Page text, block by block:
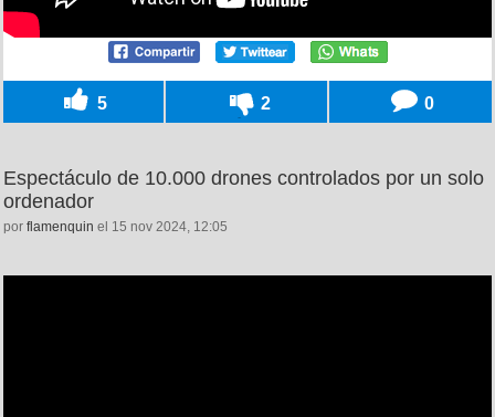
5 2 0
Espectáculo de 10.000 drones controlados por un solo
ordenador
por flamenquin el 15 nov 2024, 12:05